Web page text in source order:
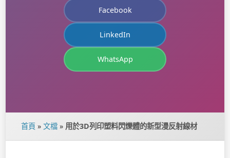
Facebook
LinkedIn
WhatsApp
首頁 » 文檔 » 用於3D列印塑料閃爍體的新型漫反射線材